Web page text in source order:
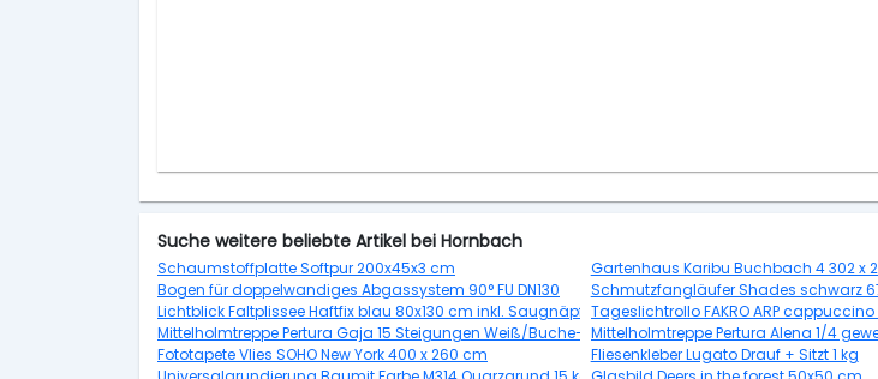
Suche weitere beliebte Artikel bei Hornbach
Schaumstoffplatte Softpur 200x45x3 cm Gartenhaus Karibu Buchbach 4 302 x
Bogen für doppelwandiges Abgassystem 90° FU DN130
Schmutzfangläufer Shades schwarz
Lichtblick Faltplissee Haftfix blau 80x130 cm inkl. SaugnäpfeTageslichtrollo FAKRO ARP
Mittelholmtreppe Pertura Gaja 15 Steigungen Weiß/Buche-TaubengrauMittelholmtreppe Pertura Alena 1/4
Fototapete Vlies SOHO New York 400 x 260 cm
Fliesenkleber Lugato Drauf + Sitzt 1 kg